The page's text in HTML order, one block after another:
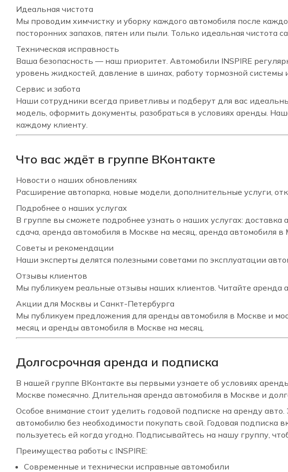
Идеальная чистота
Мы проводим химчистку и уборку каждого автомобиля после
посторонних запахов, пятен или пыли. Только идеальная чистота
Техническая исправность
Ваша безопасность — наш приоритет. Автомобили INSPIRE
уровень жидкостей, давление в шинах, работу тормозной
Сервис и забота
Наши сотрудники всегда приветливы и подберут для вас
модель, оформить документы, разобраться в условиях аренды.
каждому клиенту.
Что вас ждёт в группе ВКонтакте
Новости о наших обновлениях
Расширение автопарка, новые модели, дополнительные услуги,
Подробнее о наших услугах
В группе вы сможете подробнее узнать о наших услугах:
сдача, аренда автомобиля в Москве на месяц, аренда автомобиля
Советы и рекомендации
Наши эксперты делятся полезными советами по эксплуатации
Отзывы клиентов
Мы публикуем реальные отзывы наших клиентов. Читайте аренда
Акции для Москвы и Санкт-Петербурга
Мы публикуем предложения для аренды автомобиля в Москве и
месяц и аренды автомобиля в Москве на месяц.
Долгосрочная аренда и подписка
В нашей группе ВКонтакте вы первыми узнаете об условиях
Москве помесячно. Длительная аренда автомобиля в Москве и
Особое внимание стоит уделить годовой подписке на аренду
автомобилю без необходимости покупать свой. Годовая
пользуетесь ей когда угодно. Подписывайтесь на нашу группу,
Преимущества работы с INSPIRE:
Современные и технически исправные автомобили